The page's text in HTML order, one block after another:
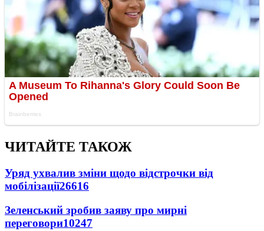
ЧИТАЙТЕ ТАКОЖ
Уряд ухвалив зміни щодо відстрочки від
мобілізації26616
Зеленський зробив заяву про мирні
переговори10247